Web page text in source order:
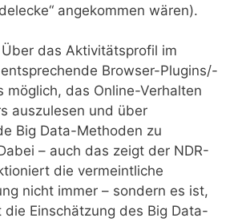
angekommen wären).
das Aktivitätsprofil im
Browser-Plugins/-
möglich, das Online-Verhalten
auszulesen und über
Big Data-Methoden zu
– auch das zeigt der NDR-
die vermeintliche
nicht immer – sondern es ist,
die Einschätzung des Big Data-